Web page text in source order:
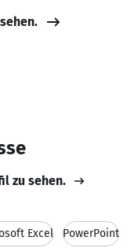
zu sehen.
Excel PowerPoint